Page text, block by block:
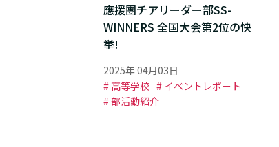
應援團チアリーダー部SS-
WINNERS 全国大会第2位の快
挙!
2025年 04月03日
# 高等学校 # イベントレポート
# 部活動紹介